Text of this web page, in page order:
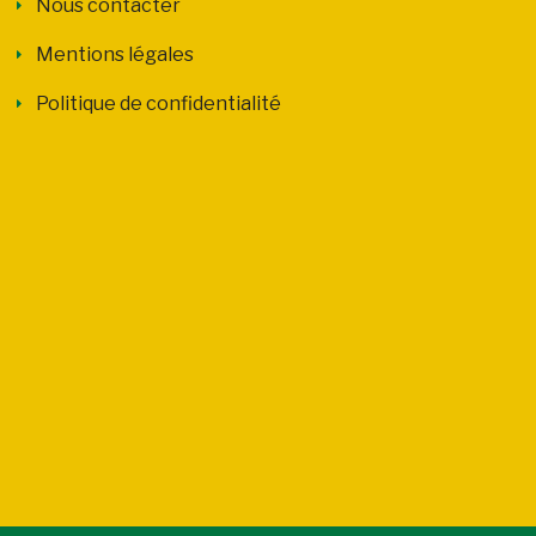
Nous contacter
Mentions légales
Politique de confidentialité